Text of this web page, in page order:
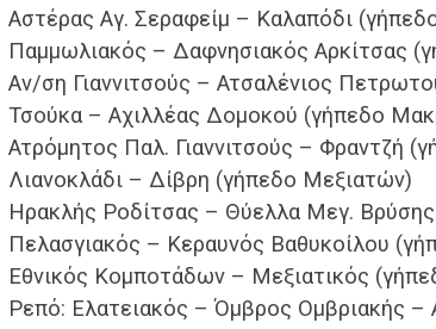
Αστέρας Αγ. Σεραφείμ – Καλαπόδι
Παμμωλιακός – Δαφνησιακός Αρκίτσας
Αν/ση Γιαννιτσούς – Ατσαλένιος
Τσούκα – Αχιλλέας Δομοκού (γήπεδο
Ατρόμητος Παλ. Γιαννιτσούς – Φραντζή
Λιανοκλάδι – Δίβρη (γήπεδο Μεξιατών)
Ηρακλής Ροδίτσας – Θύελλα Μεγ.
Πελασγιακός – Κεραυνός Βαθυκοίλου
Εθνικός Κομποτάδων – Μεξιατικός
Ρεπό: Ελατειακός – Όμβρος Ομβριακής –